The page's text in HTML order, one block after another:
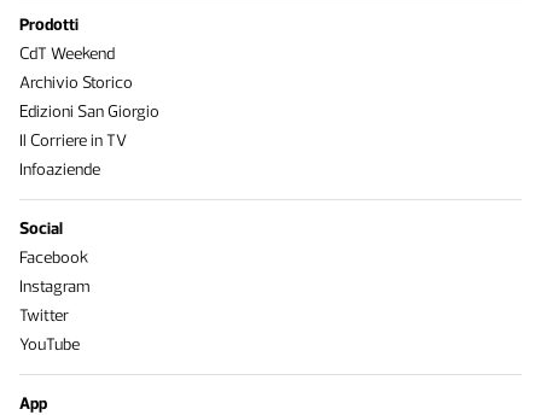
Prodotti
CdT Weekend
Archivio Storico
Edizioni San Giorgio
Il Corriere in TV
Infoaziende
Social
Facebook
Instagram
Twitter
YouTube
App